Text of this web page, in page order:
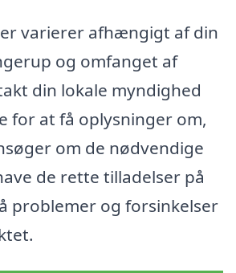
varierer afhængigt af din
og omfanget af
din lokale myndighed
for at få oplysninger om,
om de nødvendige
de rette tilladelser på
problemer og forsinkelser